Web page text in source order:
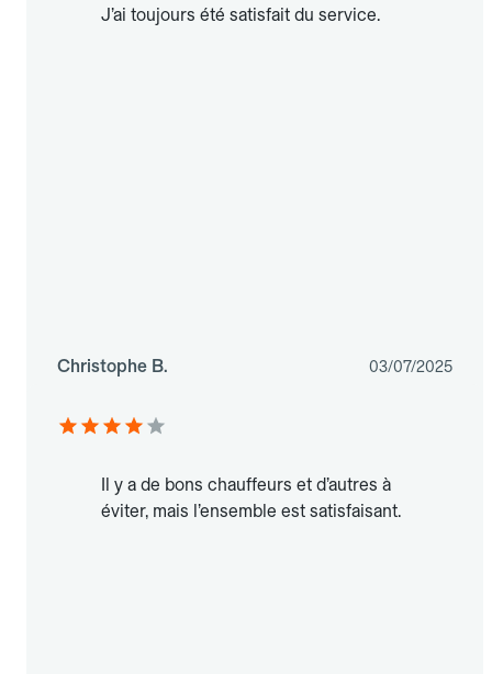
J’ai toujours été satisfait du service.
Christophe B. 03/07/2025
Il y a de bons chauffeurs et d’autres à
éviter, mais l’ensemble est satisfaisant.